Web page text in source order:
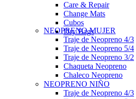
Care & Repair
Change Mats
Cubos
Dry Bags
NEOPRENO MUJER
Traje de Neopreno 4/3
Traje de Neopreno 5/4
Traje de Neopreno 3/2
Chaqueta Neopreno
Chaleco Neopreno
NEOPRENO NIÑO
Traje de Neopreno 4/3